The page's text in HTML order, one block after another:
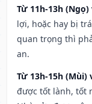
Từ 11h-13h
lợi, hoặc hay bị
quan trọng thì
an.
Từ 13h-15h (Mùi)
được tốt lành, tốt